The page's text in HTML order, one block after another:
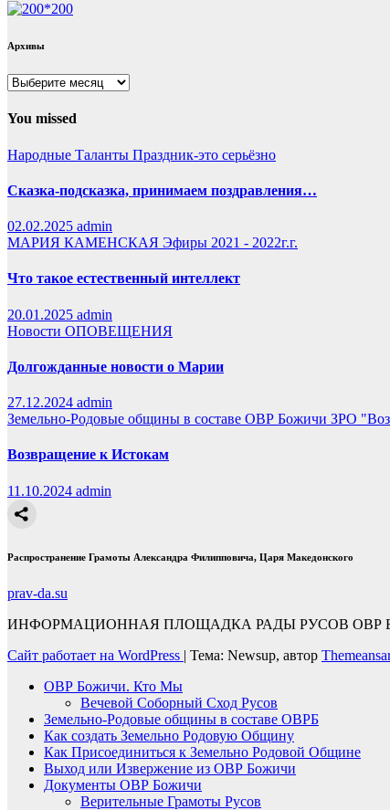
Архивы
Архивы
You missed
Народные Таланты Праздник-это серьёзно
Сказка-подсказка, принимаем поздравления…
02.02.2025 admin
МАРИЯ КАМЕНСКАЯ Эфиры 2021 - 2022г.г.
Что такое естественный интеллект
20.01.2025 admin
Новости ОПОВЕЩЕНИЯ
Долгожданные новости о Марии
27.12.2024 admin
Земельно-Родовые общины в составе ОВР Божичи ЗРО
Возвращение к Истокам
11.10.2024 admin
Распространение Грамоты Александра Филипповича, Царя Македонского
prav-da.su
ИНФОРМАЦИОННАЯ ПЛОЩАДКА РАДЫ РУСОВ ОВР
Сайт работает на WordPress | Тема: Newsup, автор
ОВР Божичи. Кто Мы
Вечевой Соборный Сход Русов
Земельно-Родовые общины в составе ОВРБ
Как создать Земельно Родовую Общину
Как Присоединиться к Земельно Родовой Общине
Выход или Извержение из ОВР Божичи
Документы ОВР Божичи
Верительные Грамоты Русов